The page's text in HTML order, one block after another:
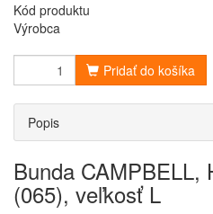
Kód produktu
Výrobca
Pridať do košíka
Popis
Bunda CAMPBELL,
(065), veľkosť L